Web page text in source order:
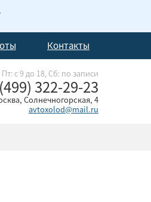
Контакты
с 9 до 18, Cб: по записи
322-29-23
Солнечногорская, 4
avtoxolod@mail.ru